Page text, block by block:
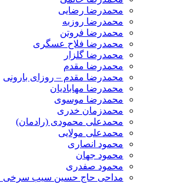
محمدرضا رضایی
محمدرضا روزبه
محمدرضا فروتن
محمدرضا فلاح عسگری
محمدرضا گلزار
محمدرضا مقدم
محمدرضا مقدم – روزای بارونی
محمدرضا مهابادیان
محمدرضا موسوی
محمدزمان خدری
محمدعلی محمودی (رادمان)
محمدعلی مولایی
محمود انصاری
محمود جهان
محمود صفدری
مداحی حاج حسین سیب سرخی